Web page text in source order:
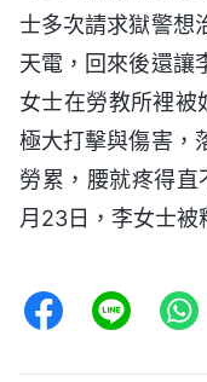
士多次請求獄警想
天電，回來後還讓
女士在勞教所裡被
極大打擊與傷害，
勞累，腰就疼得
月23日，李女士被